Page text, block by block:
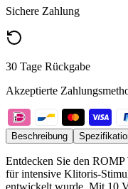
Sichere Zahlung
30 Tage Rückgabe
Akzeptierte
Beschreibung
Entdecken Sie den
für intensive Klitoris-